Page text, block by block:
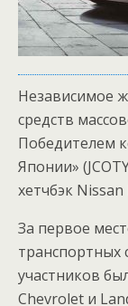
Независимое
средств
Победителем
Японии»
хетчбэк
За первое
транспортных
участников
Chevrolet и